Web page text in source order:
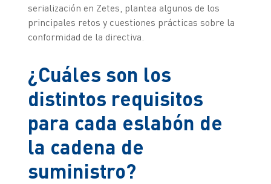
serialización en Zetes, plantea algunos de los
principales retos y cuestiones prácticas sobre la
conformidad de la directiva.
¿Cuáles son los
distintos requisitos
para cada eslabón de
la cadena de
suministro?